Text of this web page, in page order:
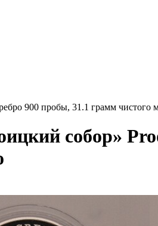
900 пробы, 31.1 грамм чистого
собор»